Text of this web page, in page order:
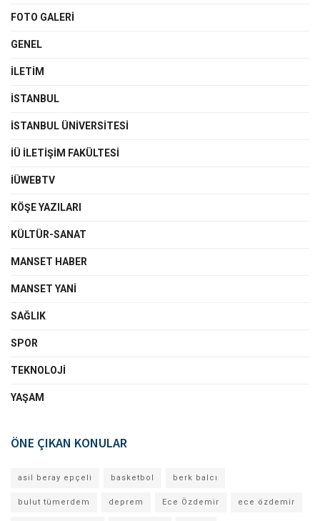
FOTO GALERI
GENEL
İLETIM
İSTANBUL
İSTANBUL ÜNIVERSITESI
İÜ İLETIŞIM FAKÜLTESI
İÜWEBTV
KÖŞE YAZILARI
KÜLTÜR-SANAT
MANSET HABER
MANSET YANI
SAĞLIK
SPOR
TEKNOLOJI
YAŞAM
ÖNE ÇIKAN KONULAR
asil beray epçeli basketbol berk balcı
bulut tümerdem deprem Ece Özdemir ece özdemir